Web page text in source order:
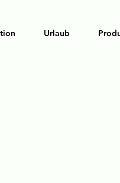
Urlaub